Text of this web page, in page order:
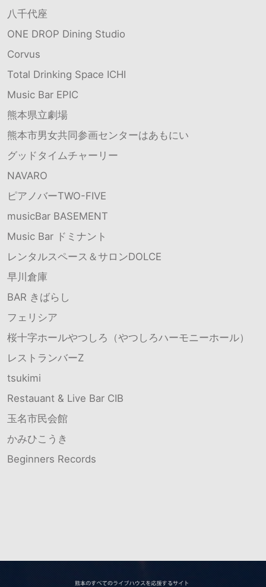
八千代座
ONE DROP Dining Studio
Corvus
Total Drinking Space ICHI
Music Bar EPIC
熊本県立劇場
熊本市男女共同参画センターはあもにい
グッドタイムチャーリー
NAVARO
ピアノバーTWO-FIVE
musicBar BASEMENT
Music Bar ドミナント
レンタルスペース＆サロンDOLCE
早川倉庫
BAR きばらし
フェリシア
桜十字ホールやつしろ（やつしろハーモニーホール）
レストランバーZ
tsukimi
Restauant & Live Bar CIB
玉名市民会館
かみひこうき
Beginners Records